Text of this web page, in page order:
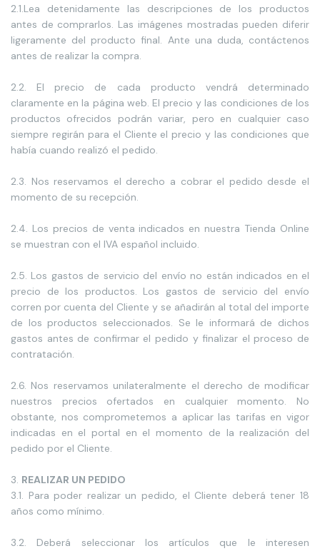
2.1.Lea detenidamente las descripciones de los productos
antes de comprarlos. Las imágenes mostradas pueden diferir
ligeramente del producto final. Ante una duda, contáctenos
antes de realizar la compra.
2.2. El precio de cada producto vendrá determinado
claramente en la página web. El precio y las condiciones de los
productos ofrecidos podrán variar, pero en cualquier caso
siempre regirán para el Cliente el precio y las condiciones que
había cuando realizó el pedido.
2.3. Nos reservamos el derecho a cobrar el pedido desde el
momento de su recepción.
2.4. Los precios de venta indicados en nuestra Tienda Online
se muestran con el IVA español incluido.
2.5. Los gastos de servicio del envío no están indicados en el
precio de los productos. Los gastos de servicio del envío
corren por cuenta del Cliente y se añadirán al total del importe
de los productos seleccionados. Se le informará de dichos
gastos antes de confirmar el pedido y finalizar el proceso de
contratación.
2.6. Nos reservamos unilateralmente el derecho de modificar
nuestros precios ofertados en cualquier momento. No
obstante, nos comprometemos a aplicar las tarifas en vigor
indicadas en el portal en el momento de la realización del
pedido por el Cliente.
REALIZAR UN PEDIDO
3.1. Para poder realizar un pedido, el Cliente deberá tener 18
años como mínimo.
3.2. Deberá seleccionar los artículos que le interesen